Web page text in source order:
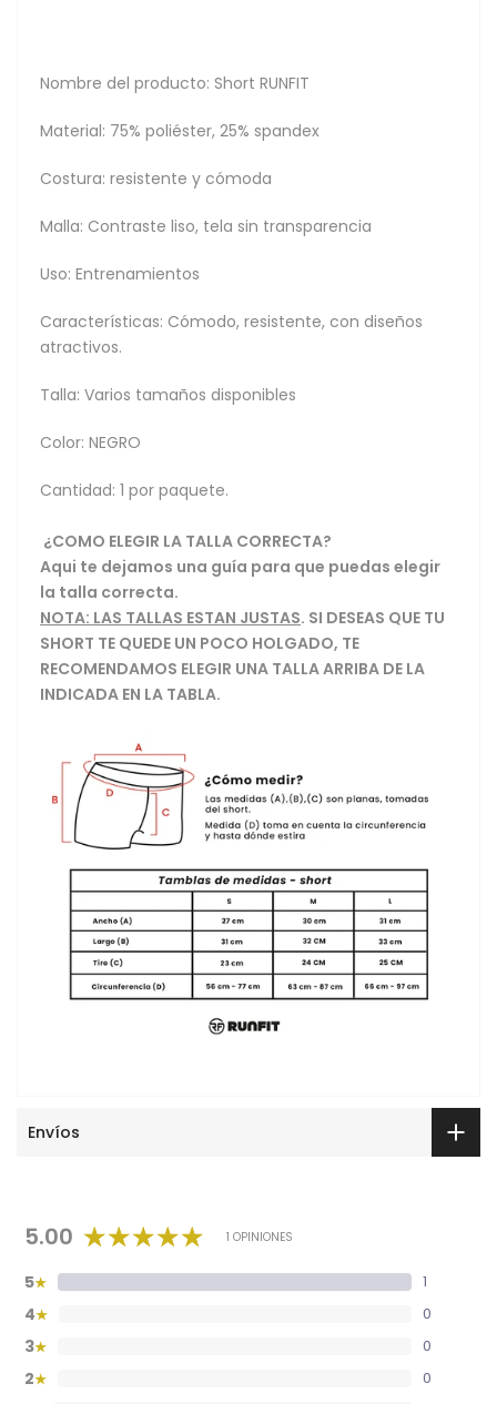
Nombre del producto: Short RUNFIT
Material: 75% poliéster, 25% spandex
Costura: resistente y cómoda
Malla: Contraste liso, tela sin transparencia
Uso: Entrenamientos
Características: Cómodo, resistente, con diseños
atractivos.
Talla: Varios tamaños disponibles
Color: NEGRO
Cantidad: 1 por paquete.
¿COMO ELEGIR LA TALLA CORRECTA?
Aqui te dejamos una guía para que puedas elegir
la talla correcta.
NOTA: LAS TALLAS ESTAN JUSTAS. SI DESEAS QUE TU
SHORT TE QUEDE UN POCO HOLGADO, TE
RECOMENDAMOS ELEGIR UNA TALLA ARRIBA DE LA
INDICADA EN LA TABLA.
Envíos
5.00 1 OPINIONES
5★ 1
4★ 0
3★ 0
2★ 0